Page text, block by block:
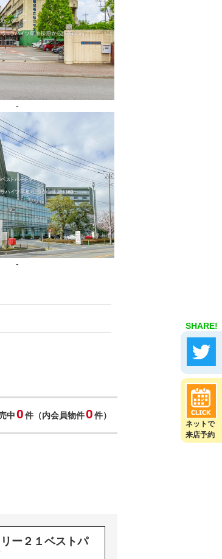
SHARE!
ネットで
来店予約
-
-
中0件（内会員物件0件）
ー２１ベストパ